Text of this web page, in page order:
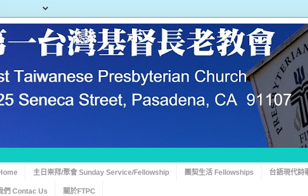
主日崇拜/聚會 Sunday Service/Fellowship 團契生活 Fellowships 台語現代
們 Contac Us 關於FTPC